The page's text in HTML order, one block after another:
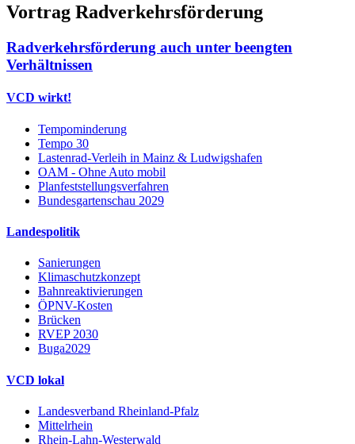
Vortrag Radverkehrsförderung
Radverkehrsförderung auch unter beengten
Verhältnissen
VCD wirkt!
Tempominderung
Tempo 30
Lastenrad-Verleih in Mainz & Ludwigshafen
OAM - Ohne Auto mobil
Planfeststellungsverfahren
Bundesgartenschau 2029
Landespolitik
Sanierungen
Klimaschutzkonzept
Bahnreaktivierungen
ÖPNV-Kosten
Brücken
RVEP 2030
Buga2029
VCD lokal
Landesverband Rheinland-Pfalz
Mittelrhein
Rhein-Lahn-Westerwald